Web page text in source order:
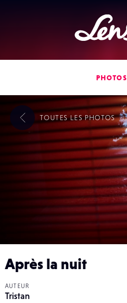
PHOTOS
Après la nuit
AUTEUR
Tristan
TOUTES LESPHOTOS